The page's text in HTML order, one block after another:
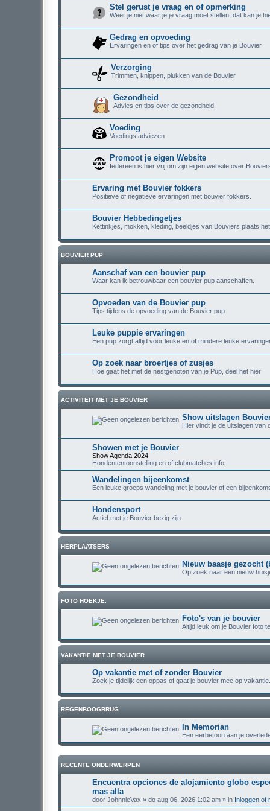
Stel gerust je vraag en of opmerking
Weer je niet waar je je vraag moet stellen, dat kan je
Gedrag en opvoeding
Ervaringen en of tips over het gedrag van je Bouvier
Verzorging
Trimmen, knippen, plukken van de Bouvier
Gezondheid
Advies en tips over de gezondheid.
Voeding
Voedings adviezen
Promoot je eigen Website
Iedereen is hier vrij om zijn eigen website over
Ervaring met Bouvier fokkers
Positieve of negatieve ervaringen met bouvier fokkers.
Bouvier Hebbedingetjes
Kettinkjes, mokken, kleding, beeldjes van Bouviers plaats het
BOUVIER PUP
Aanschaf van een bouvier pup
Waar kan ik betrouwbaar een bouvier pup aanschaffen.
Opvoeden van de Bouvier pup
Tips tijdens de opvoeding van de Bouvier pup.
Leuke puppie ervaringen
Een pup zorgt altijd voor leuke en of mindere leuke
Op zoek naar broertjes of zusjes
Hoe gaat het met de nestgenoten van je Pup, deel het hier
ACTIVITEIT MET JE BOUVIER
Show uitslagen
Hier vindt je de uitslagen van
Showen met je Bouvier
Show Agenda 2024
Hondententoonstelling en of clubmatches info.
Wandelingen bijeenkomst
Een leuke groeps wandeling met je bouvier of een
Hondensport
Actief met je Bouvier bezig zijn.
HERPLAATSERS
Nieuw baasje gezocht
Op zoek naar een nieuw
FOTO HOEKJE.
Foto's van je bouvier
Altijd leuk om je Bouvier foto
VAKANTIE MET JE BOUVIER
Op vakantie met of zonder Bouvier
Zoek je tijdelijk een oppas of gaat je bouvier mee op vakantie.
REGENBOOGBRUG
In Memorian
Een eerbetoon aan je
RECENTE ONDERWERPEN
Encuentra opciones de alojamiento globo
mas alla
door JohnnieVax » do aug 06, 2026 1:02 am » in Inloggen of